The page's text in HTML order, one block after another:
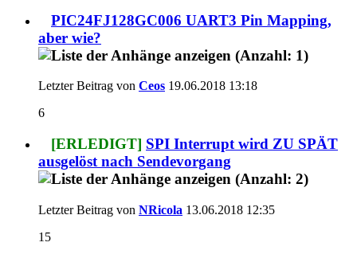
PIC24FJ128GC006 UART3 Pin Mapping,
aber wie?
Letzter Beitrag von Ceos 19.06.2018 13:18
6
[ERLEDIGT] SPI Interrupt wird ZU SPÄT
ausgelöst nach Sendevorgang
Letzter Beitrag von NRicola 13.06.2018 12:35
15